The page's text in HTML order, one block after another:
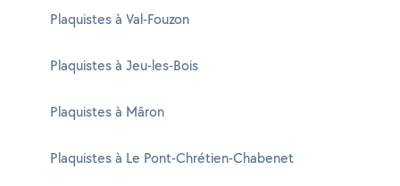
Plaquistes à Val-Fouzon
Plaquistes à Jeu-les-Bois
Plaquistes à Mâron
Plaquistes à Le Pont-Chrétien-Chabenet